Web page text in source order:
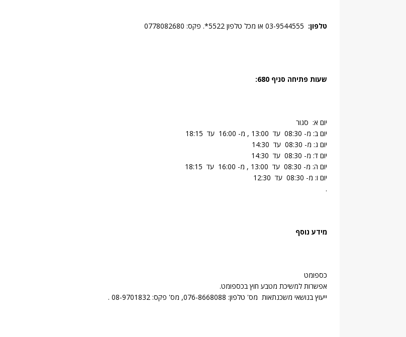
טלפון:
שעות פתיחה סניף 680:
יום א: סגור
יום ב: מ- 08:30 עד 13:00 , מ- 16:00 עד 18:15
יום ג: מ- 08:30 עד 14:30
יום ד: מ- 08:30 עד 14:30
יום ה: מ- 08:30 עד 13:00 , מ- 16:00 עד 18:15
יום ו: מ- 08:30 עד 12:30
.
מידע נוסף
כספומט
אפשרות למשיכת מטבע חוץ בכספומט.
ייעוץ בנושאי משכנתאות מס' טלפון: 076-8668088, מס' פקס: 08-9701832 .